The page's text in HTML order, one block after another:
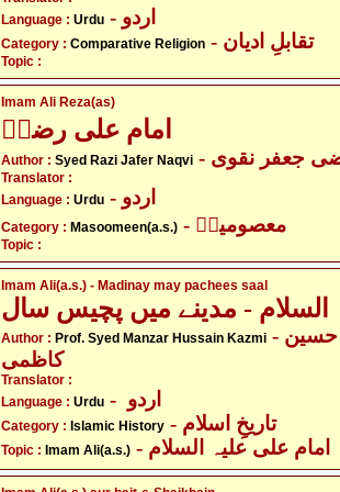
Language : Urdu - اردو
Category : Comparative Religion - تقابلِ ادیان
Topic :
Imam Ali Reza(as)
امام علی رضاؑ
Author : Syed Razi Jafer Naqvi جعفر نقوی
Translator :
Language : Urdu - اردو
Category : Masoomeen(a.s.) - معصومینؑ
Topic :
Imam Ali(a.s.) - Madinay may pachees saal
Author : Prof. Syed Manzar Hussain Kazmi - پروفیسر سیّد مظہر حسین
کاظمی
Translator :
Language : Urdu
Category : Islamic History - تاریخِ اسلام
Topic : Imam Ali(a.s.) - امام علی علیہ السلام